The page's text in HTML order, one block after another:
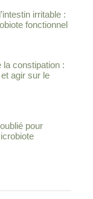
irritable :
fonctionnel
constipation :
agir sur le
pour